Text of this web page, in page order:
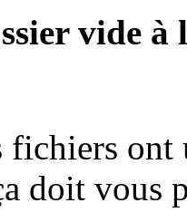
vide à
ont
doit